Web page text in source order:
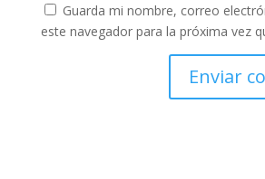
Guarda mi nombre, correo
este navegador para la próxima vez